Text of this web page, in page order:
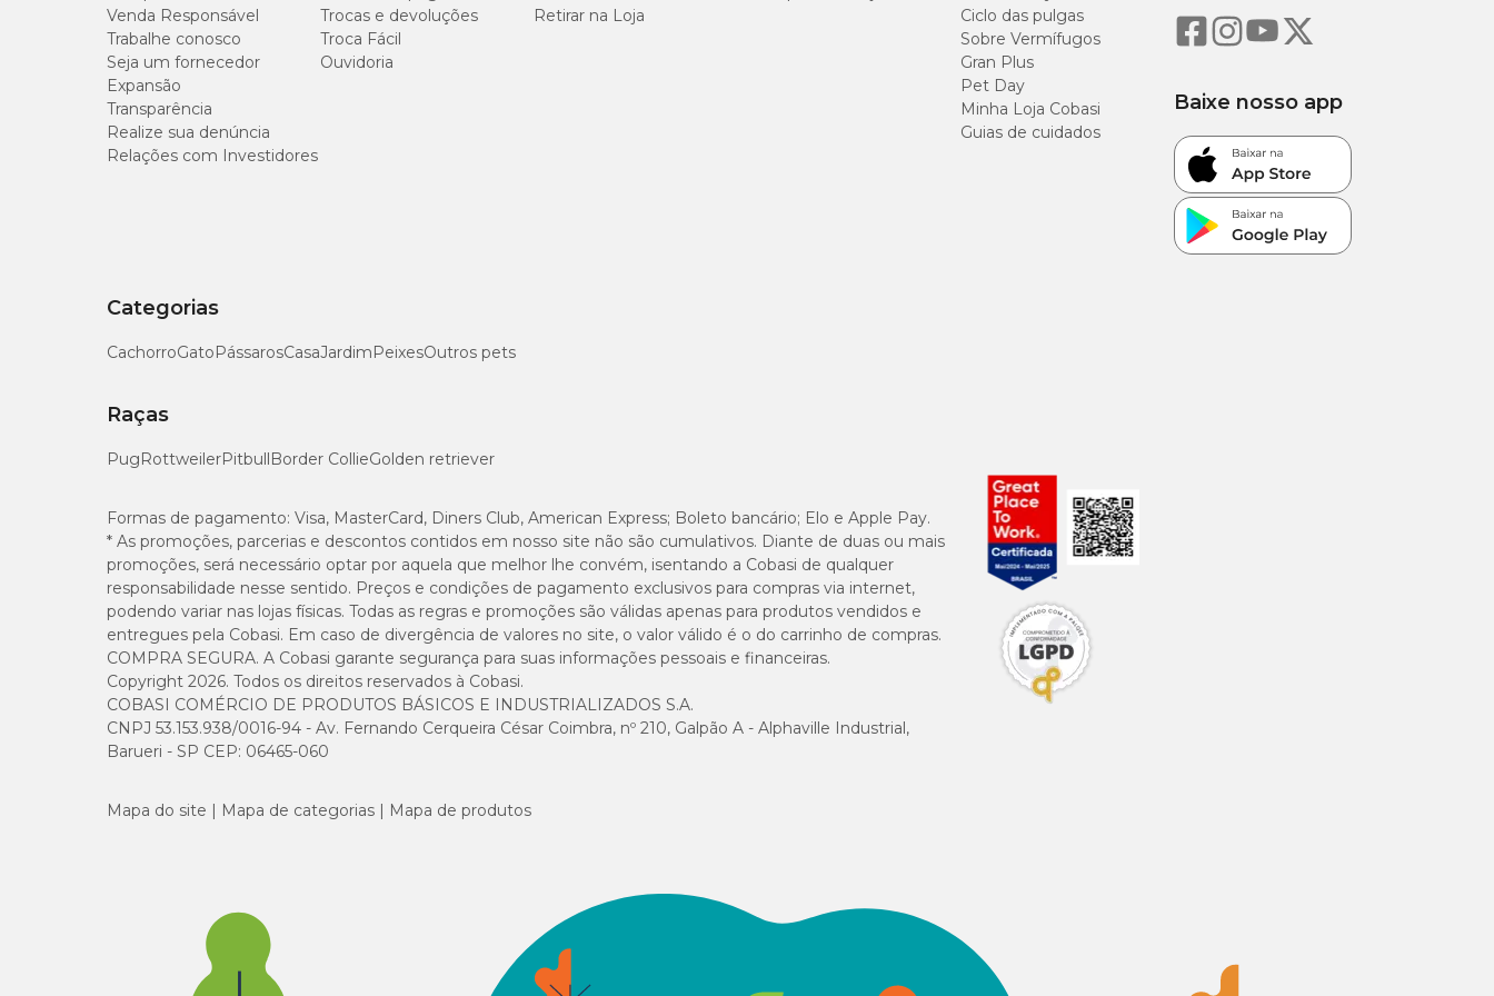
Venda Responsável
Trabalhe conosco
Seja um fornecedor
Expansão
Transparência
Realize sua denúncia
Relações com Investidores
Trocas e devoluções
Troca Fácil
Ouvidoria
Retirar na Loja
Ciclo das pulgas
Sobre Vermífugos
Gran Plus
Pet Day
Minha Loja Cobasi
Guias de cuidados
Categorias
CachorroGatoPássarosCasaJardimPeixesOutros pets
Raças
PugRottweilerPitbullBorder CollieGolden retriever
Baixe nosso app
Formas de pagamento: Visa, MasterCard, Diners Club, American Express; Boleto bancário; Elo e Apple Pay.
* As promoções, parcerias e descontos contidos em nosso site não são cumulativos. Diante de duas ou mais
promoções, será necessário optar por aquela que melhor lhe convém, isentando a Cobasi de qualquer
responsabilidade nesse sentido. Preços e condições de pagamento exclusivos para compras via internet,
podendo variar nas lojas físicas. Todas as regras e promoções são válidas apenas para produtos vendidos e
entregues pela Cobasi. Em caso de divergência de valores no site, o valor válido é o do carrinho de compras.
COMPRA SEGURA. A Cobasi garante segurança para suas informações pessoais e financeiras.
Copyright 2026. Todos os direitos reservados à Cobasi.
COBASI COMÉRCIO DE PRODUTOS BÁSICOS E INDUSTRIALIZADOS S.A.
CNPJ 53.153.938/0016-94 - Av. Fernando Cerqueira César Coimbra, nº 210, Galpão A - Alphaville Industrial,
Barueri - SP CEP: 06465-060
Mapa do site Mapa de categorias Mapa de produtos